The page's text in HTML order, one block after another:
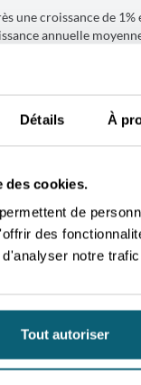
Détails À
des cookies.
de
des
notre
Tout autoriser
une croissance de 1%
annuelle
devrait peser sur ces
de la
de la Grèce au sein
en juin 2025,
la croissance.